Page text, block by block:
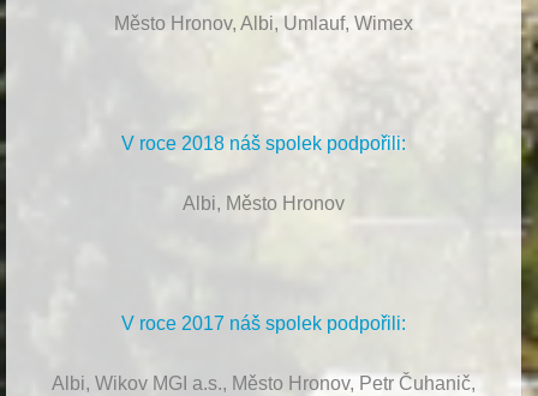
Město Hronov, Albi, Umlauf, Wimex
V roce 2018 náš spolek podpořili:
Albi, Město Hronov
V roce 2017 náš spolek podpořili:
Albi, Wikov MGI a.s., Město Hronov, Petr Čuhanič,